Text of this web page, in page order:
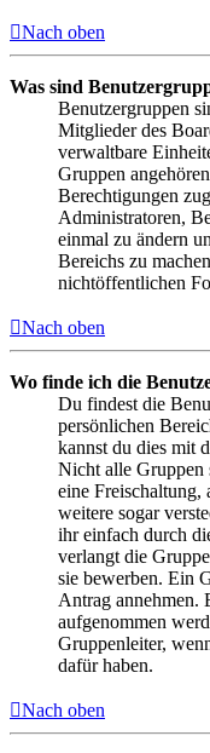
Nach oben
Was sind
Benutzergruppen
Mitglieder des
verwaltbare
Gruppen
Berechtigungen
Administratoren,
einmal zu ändern
Bereichs zu
nichtöffentlichen
Nach oben
Wo finde ich die
Du findest die
persönlichen
kannst du dies mit
Nicht alle Gruppen
eine Freischaltung,
weitere sogar
ihr einfach durch
verlangt die
sie bewerben. Ein
Antrag annehmen.
aufgenommen
Gruppenleiter,
dafür haben.
Nach oben